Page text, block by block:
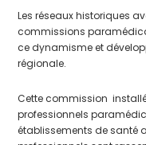
Les réseaux historiques
commissions
ce dynamisme et
régionale.
Cette commission
professionnels
établissements de santé